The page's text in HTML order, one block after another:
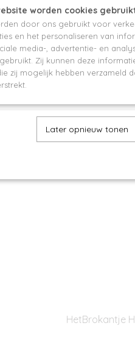
Certificaten
Standard 100 OEKO-
HetBrokantje
worden cookies
door ons gebruikt voor
en het personaliseren van
media-, advertentie- en
Zij kunnen deze
zij mogelijk hebben verzameld
Later opnieuw tonen